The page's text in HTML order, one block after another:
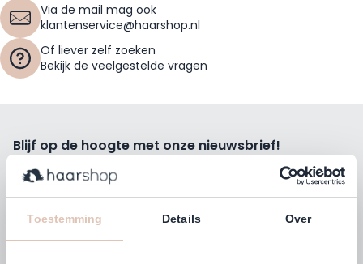
Toestemming Details Over
Via de mail mag ook
klantenservice@haarshop.nl
Of liever zelf zoeken
Bekijk de veelgestelde vragen
Blijf op de hoogte met onze nieuwsbrief!
Ontvang wekelijks de beste kortingsacties, tips en nieuws
rechtstreeks in jou e-mailbox.
E-mailadres
Inschrijven